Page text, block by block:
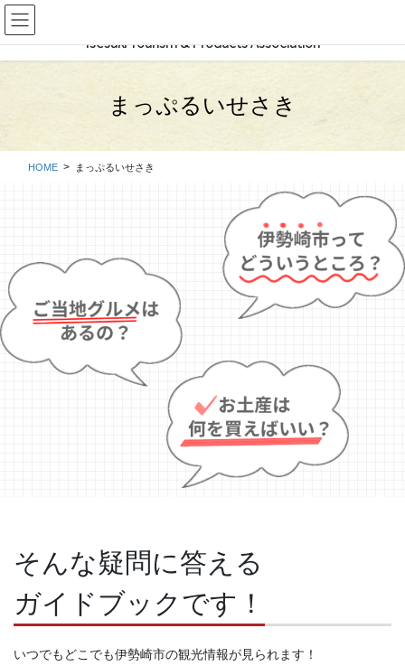
コ
ン
テ
ン
動
ナ
ビ
ゲ
ー
に
まっぷるいせさき
HOME まっぷるいせさき
そんな疑問に答える
ガイドブックです！
いつでもどこでも伊勢崎市の観光情報が見られます！